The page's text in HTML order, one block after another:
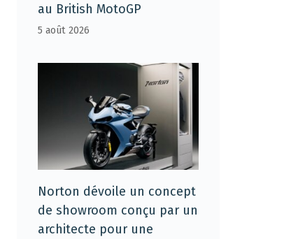
au British MotoGP
5 août 2026
Norton dévoile un concept
de showroom conçu par un
architecte pour une